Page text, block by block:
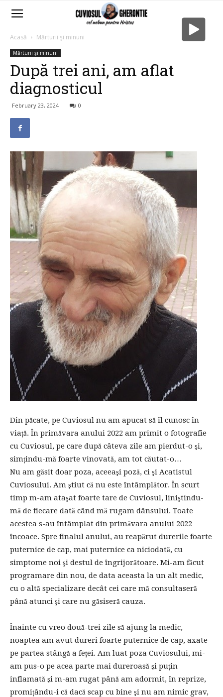
Acasă Mărturii şi minuni
Mărturii şi minuni
După trei ani, am aflat
diagnosticul
February 23, 2024 0
Din păcate, pe Cuviosul nu am apucat să îl cunosc în
viață. În primăvara anului 2022 am primit o fotografie
cu Cuviosul, pe care după câteva zile am pierdut-o şi,
simțindu-mă foarte vinovată, am tot căutat-o…
Nu am găsit doar poza, aceeaşi poză, ci şi Acatistul
Cuviosului. Am ştiut că nu este întâmplător. În scurt
timp m-am ataşat foarte tare de Cuviosul, liniştindu-
mă de fiecare dată când mă rugam dânsului. Toate
acestea s-au întâmplat din primăvara anului 2022
încoace. Spre finalul anului, au reapărut durerile foarte
puternice de cap, mai puternice ca niciodată, cu
simptome noi şi destul de îngrijorătoare. Mi-am făcut
programare din nou, de data aceasta la un alt medic,
cu o altă specializare decât cei care mă consultaseră
până atunci şi care nu găsiseră cauza.
Înainte cu vreo două-trei zile să ajung la medic,
noaptea am avut dureri foarte puternice de cap, axate
pe partea stângă a feței. Am luat poza Cuviosului, mi-
am pus-o pe acea parte mai dureroasă şi puțin
inflamată şi m-am rugat până am adormit, în reprize,
promițându-i că dacă scap cu bine şi nu am nimic grav,